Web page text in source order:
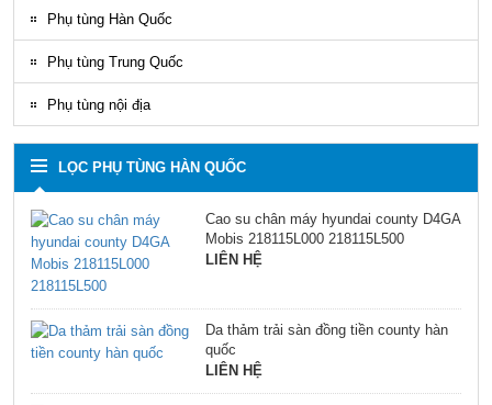
Phụ tùng Hàn Quốc
Phụ tùng Trung Quốc
Phụ tùng nội địa
LỌC PHỤ TÙNG HÀN QUỐC
Cao su chân máy hyundai county D4GA
Mobis 218115L000 218115L500
LIÊN HỆ
Da thảm trải sàn đồng tiền county hàn
quốc
LIÊN HỆ